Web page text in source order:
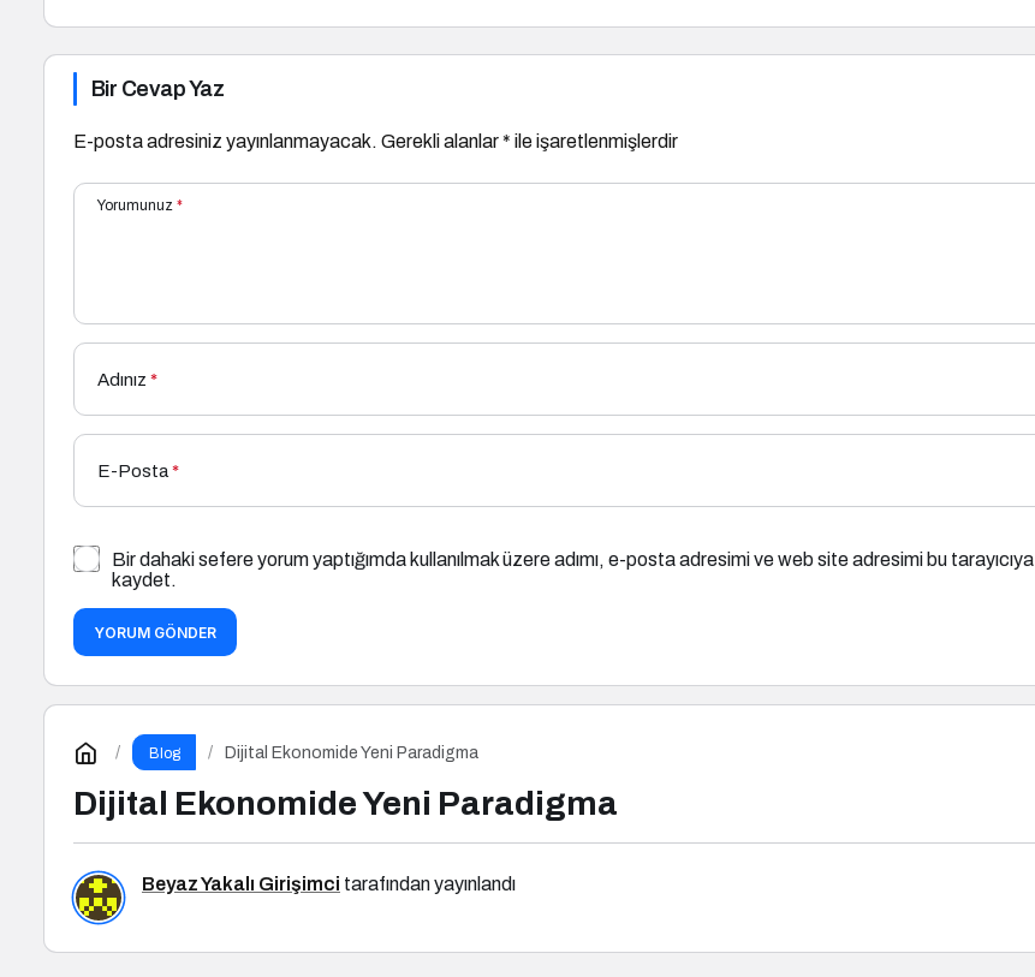
Bir Cevap Yaz
E-posta adresiniz yayınlanmayacak. Gerekli alanlar* ile işaretlenmişlerdir
Yorumunuz *
Adınız *
E-Posta*
Bir dahaki sefere yorum yaptığımda kullanılmak üzere adımı, e-posta adresimi ve web site adresimi bu tarayıcıya
kaydet.
YORUM GÖNDER
Blog Dijital Ekonomide Yeni Paradigma
Dijital Ekonomide Yeni Paradigma
Beyaz Yakalı Girişimci tarafından yayınlandı